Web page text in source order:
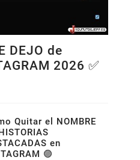
DEJO de
2026 ✅
Quitar el NOMBRE
en
🟣